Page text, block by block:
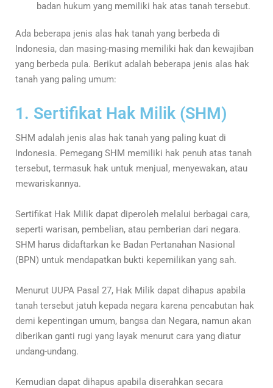
badan hukum yang memiliki hak atas tanah tersebut.
Ada beberapa jenis alas hak tanah yang berbeda di
Indonesia, dan masing-masing memiliki hak dan kewajiban
yang berbeda pula. Berikut adalah beberapa jenis alas hak
tanah yang paling umum:
1. Sertifikat Hak Milik (SHM)
SHM adalah jenis alas hak tanah yang paling kuat di
Indonesia. Pemegang SHM memiliki hak penuh atas tanah
tersebut, termasuk hak untuk menjual, menyewakan, atau
mewariskannya.
Sertifikat Hak Milik dapat diperoleh melalui berbagai cara,
seperti warisan, pembelian, atau pemberian dari negara.
SHM harus didaftarkan ke Badan Pertanahan Nasional
(BPN) untuk mendapatkan bukti kepemilikan yang sah.
Menurut UUPA Pasal 27, Hak Milik dapat dihapus apabila
tanah tersebut jatuh kepada negara karena pencabutan hak
demi kepentingan umum, bangsa dan Negara, namun akan
diberikan ganti rugi yang layak menurut cara yang diatur
undang-undang.
Kemudian dapat dihapus apabila diserahkan secara